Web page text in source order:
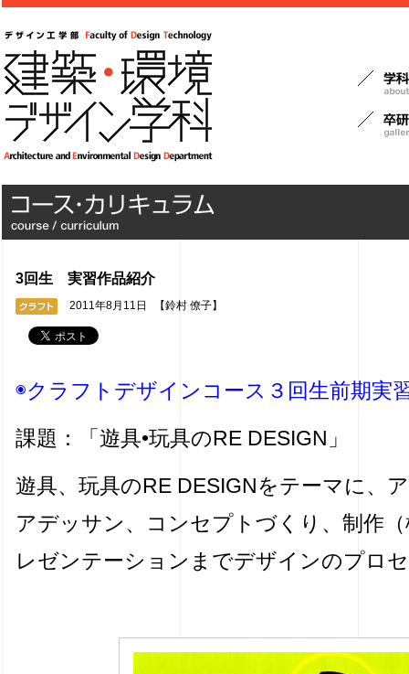
3回生 実習作品紹介
2011年8月11日 【鈴村 僚子】
◉クラフトデザインコース３回生前期実
課題：「遊具•玩具のRE DESIGN」
遊具、玩具のRE DESIGNをテーマに、
アデッサン、コンセプトづくり、制作
レゼンテーションまでデザインのプロ